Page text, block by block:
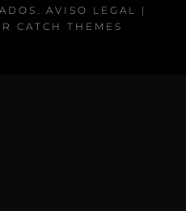
AVISO LEGAL
|
CATCH THEMES